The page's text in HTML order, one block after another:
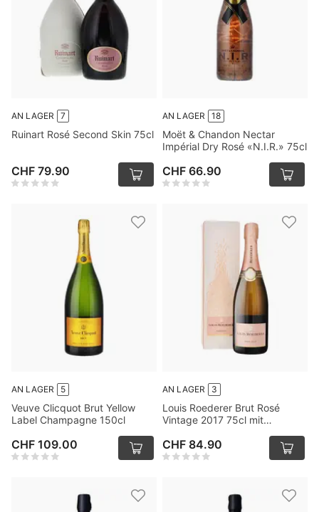
AN LAGER 7
Ruinart Rosé Second Skin 75cl
CHF 79.90
AN LAGER 18
Moët & Chandon Nectar
Impérial Dry Rosé «N.I.R.» 75cl
CHF 66.90
AN LAGER 5
Veuve Clicquot Brut Yellow
Label Champagne 150cl
CHF 109.00
AN LAGER 3
Louis Roederer Brut Rosé
Vintage 2017 75cl mit
CHF 84.90